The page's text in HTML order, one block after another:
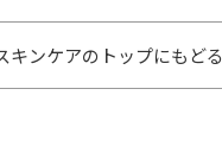
キンケアのトップにもどる